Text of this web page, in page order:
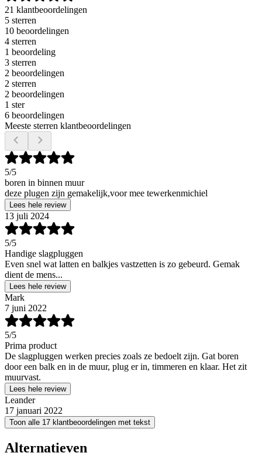
21 klantbeoordelingen
5 sterren
10 beoordelingen
4 sterren
1 beoordeling
3 sterren
2 beoordelingen
2 sterren
2 beoordelingen
1 ster
6 beoordelingen
Meeste sterren klantbeoordelingen
5/5
boren in binnen muur
deze plugen zijn gemakelijk,voor mee tewerkenmichiel
Lees hele review
13 juli 2024
5/5
Handige slagpluggen
Even snel wat latten en balkjes vastzetten is zo gebeurd. Gemak
dient de mens...
Lees hele review
Mark
7 juni 2022
5/5
Prima product
De slagpluggen werken precies zoals ze bedoelt zijn. Gat boren
door een balk en in de muur, plug er in, timmeren en klaar. Het zit
muurvast.
Lees hele review
Leander
17 januari 2022
Toon alle 17 klantbeoordelingen met tekst
Alternatieven